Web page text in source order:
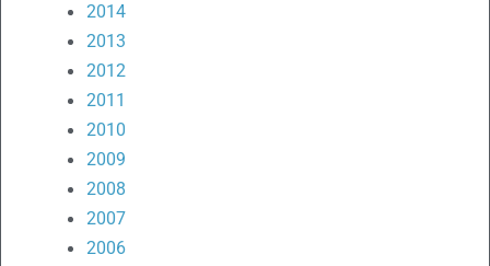
2014
2013
2012
2011
2010
2009
2008
2007
2006